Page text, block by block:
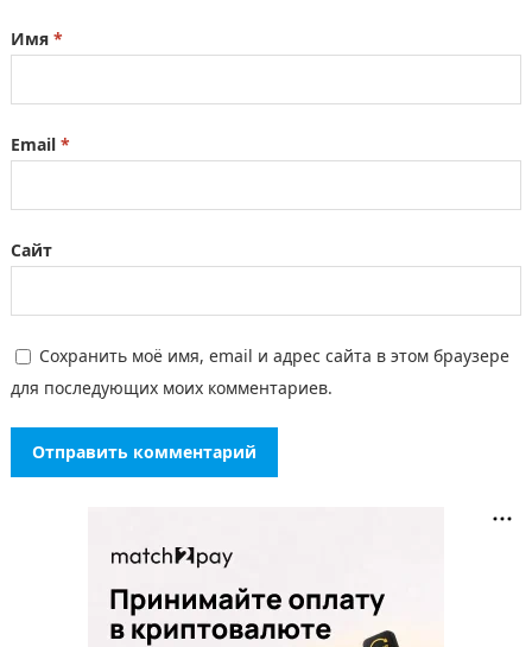
Имя *
Email *
Сайт
Сохранить моё имя, email и адрес сайта в этом браузере
для последующих моих комментариев.